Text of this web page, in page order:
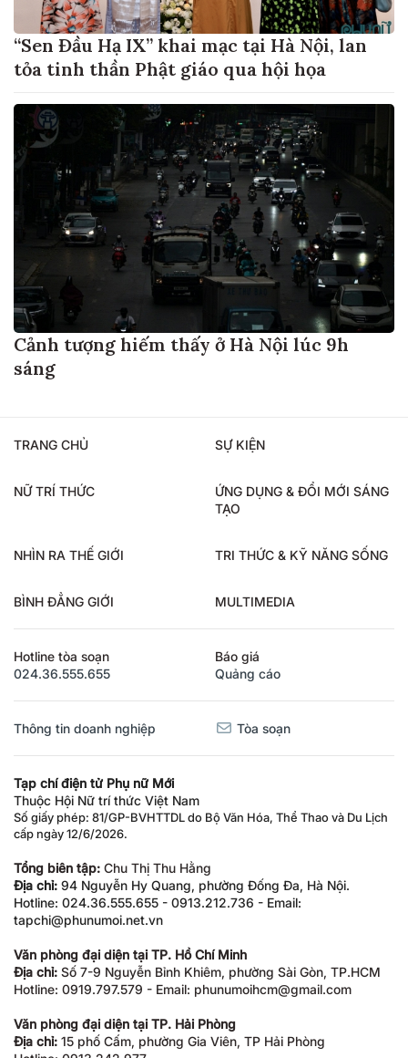
“Sen Đầu Hạ IX” khai mạc tại Hà Nội, lan
tỏa tinh thần Phật giáo qua hội họa
Cảnh tượng hiếm thấy ở Hà Nội lúc 9h
sáng
TRANG CHỦ SỰ KIỆN
NỮ TRÍ THỨC
ỨNG DỤNG & ĐỔI MỚI SÁNG
TẠO
NHÌN RA THẾ GIỚI TRI THỨC & KỸ NĂNG SỐNG
BÌNH ĐẲNG GIỚI MULTIMEDIA
Hotline tòa soạn
024.36.555.655
Báo giá
Quảng cáo
Thông tin doanh nghiệp Tòa soạn
Tạp chí điện tử Phụ nữ Mới
Thuộc Hội Nữ trí thức Việt Nam
Số giấy phép: 81/GP-BVHTTDL do Bộ Văn Hóa, Thể Thao và Du Lịch
cấp ngày 12/6/2026.
Tổng biên tập: Chu Thị Thu Hằng
Địa chỉ: 94 Nguyễn Hy Quang, phường Đống Đa, Hà Nội.
Hotline: 024.36.555.655 - 0913.212.736 - Email:
tapchi@phunumoi.net.vn
Văn phòng đại diện tại TP. Hồ Chí Minh
Địa chỉ: Số 7-9 Nguyễn Bỉnh Khiêm, phường Sài Gòn, TP.HCM
Hotline: 0919.797.579 - Email: phunumoihcm@gmail.com
Văn phòng đại diện tại TP. Hải Phòng
Địa chỉ: 15 phố Cấm, phường Gia Viên, TP Hải Phòng